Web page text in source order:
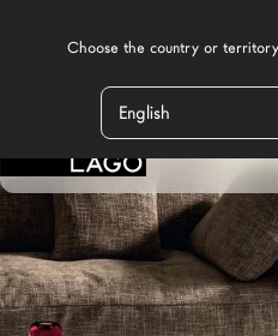
Prodotti
Ispirazione
Configuratore
Contract
DESIGN
TAPPETO GLENN